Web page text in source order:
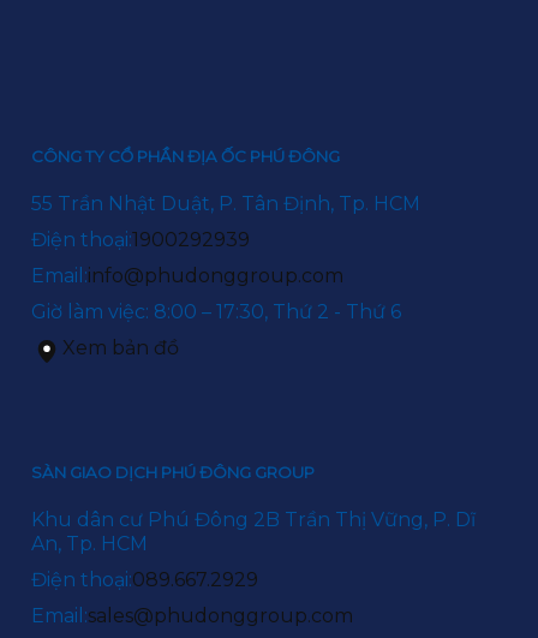
CÔNG TY CỔ PHẦN ĐỊA ỐC PHÚ ĐÔNG
55 Trần Nhật Duật, P. Tân Định, Tp. HCM
Điện thoại:1900292939
Email:info@phudonggroup.com
Giờ làm việc: 8:00 – 17:30, Thứ 2 - Thứ 6
Xem bản đồ
SÀN GIAO DỊCH PHÚ ĐÔNG GROUP
Khu dân cư Phú Đông 2B Trần Thị Vững, P. Dĩ
An, Tp. HCM
Điện thoại:089.667.2929
Email:sales@phudonggroup.com